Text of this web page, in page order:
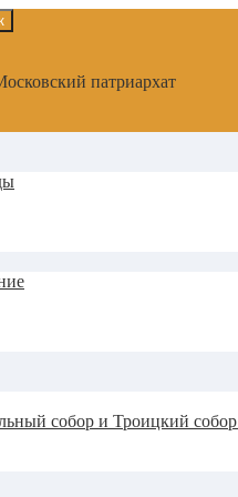
патриархат
собор и Троицкий собор